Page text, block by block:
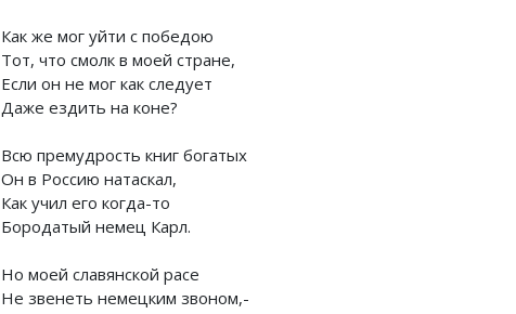
Как же мог уйти с победою
Тот, что смолк в моей стране,
Если он не мог как следует
Даже ездить на коне?
Всю премудрость книг богатых
Он в Россию натаскал,
Как учил его когда-то
Бородатый немец Карл.
Но моей славянской расе
Не звенеть немецким звоном,-